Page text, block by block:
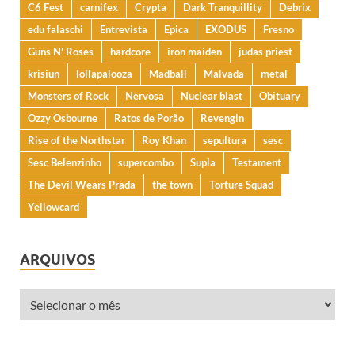
C6 Fest
carnifex Crypta Dark Tranquillity
Debrix
edu falaschi
Entrevista Epica EXODUS
Fresno
Guns N' Roses
hardcore iron maiden
judas priest
krisiun
lollapalooza Madball Malvada
metal
Monsters of Rock
Nervosa Nuclear blast
Obituary
Ozzy Osbourne
Ratos de Porão
Revengin
Rise of the Northstar
Roy Khan sepultura
sesc
Sesc Belenzinho
supercombo Supla
Testament
The Devil Wears Prada
the town
Torture Squad
Yellowcard
ARQUIVOS